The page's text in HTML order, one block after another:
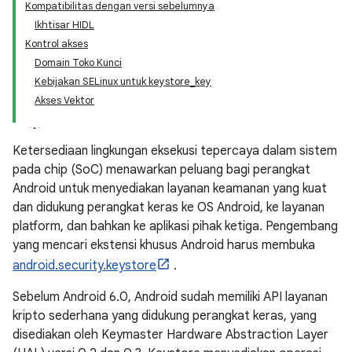
Kompatibilitas dengan versi sebelumnya
Ikhtisar HIDL
Kontrol akses
Domain Toko Kunci
Kebijakan SELinux untuk keystore_key
Akses Vektor
Ketersediaan lingkungan eksekusi tepercaya dalam sistem
pada chip (SoC) menawarkan peluang bagi perangkat
Android untuk menyediakan layanan keamanan yang kuat
dan didukung perangkat keras ke OS Android, ke layanan
platform, dan bahkan ke aplikasi pihak ketiga. Pengembang
yang mencari ekstensi khusus Android harus membuka
android.security.keystore
.
Sebelum Android 6.0, Android sudah memiliki API layanan
kripto sederhana yang didukung perangkat keras, yang
disediakan oleh Keymaster Hardware Abstraction Layer